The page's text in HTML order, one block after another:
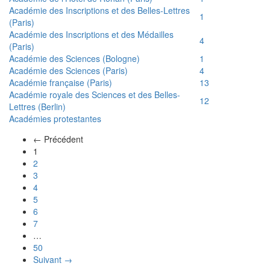
Académie des Inscriptions et des Belles-Lettres
(Paris)
1
Académie des Inscriptions et des Médailles
(Paris)
4
Académie des Sciences (Bologne)
1
Académie des Sciences (Paris)
4
Académie française (Paris)
13
Académie royale des Sciences et des Belles-
Lettres (Berlin)
12
Académies protestantes
← Précédent
1
2
3
4
5
6
7
…
50
Suivant →